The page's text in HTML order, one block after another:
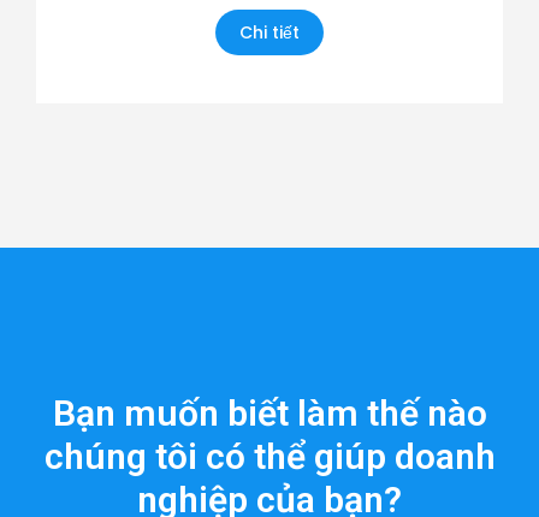
Chi tiết
Bạn muốn biết làm thế nào
chúng tôi có thể giúp doanh
nghiệp của bạn?